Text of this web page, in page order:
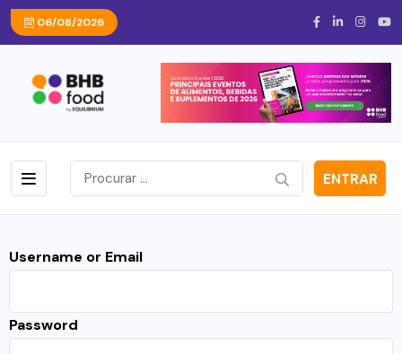
06/08/2026
ENTRAR
Username or Email
Password